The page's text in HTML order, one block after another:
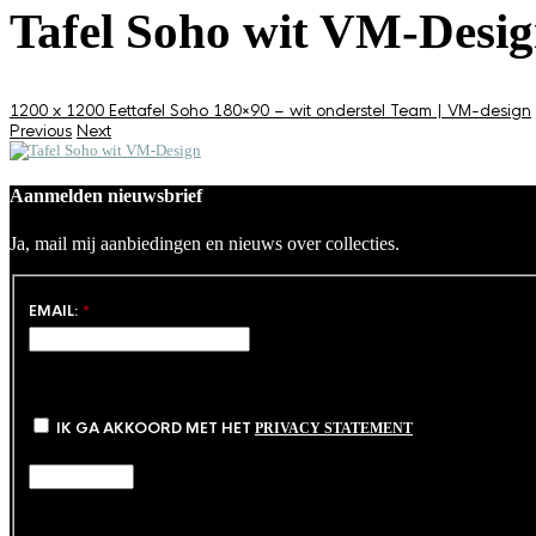
Tafel Soho wit VM-
1200 x 1200 Eettafel Soho 180×90 – wit onderstel Team | VM-design
Previous Next
Aanmelden nieuwsbrief
Ja, mail mij aanbiedingen en nieuws over collecties.
EMAIL: *
IK GA AKKOORD MET HET PRIVACY STATEMENT